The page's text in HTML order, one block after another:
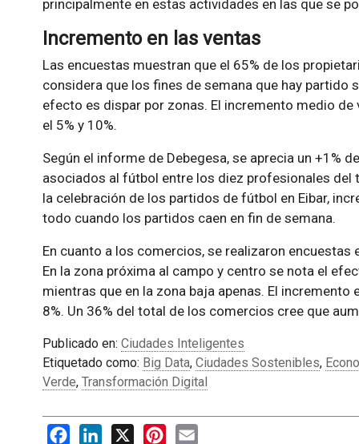
principalmente en estas actividades en las que se
Incremento en las ventas
Las encuestas muestran que el 65% de los
considera que los fines de semana que hay partido
efecto es dispar por zonas. El incremento medio
el 5% y 10%.
Según el informe de Debegesa, se aprecia un +1%
asociados al fútbol entre los diez profesionales del
la celebración de los partidos de fútbol en Eibar,
todo cuando los partidos caen en fin de semana.
En cuanto a los comercios, se realizaron
En la zona próxima al campo y centro se nota el
mientras que en la zona baja apenas. El
8%. Un 36% del total de los comercios cree que
Publicado en: Ciudades Inteligentes
Etiquetado como: Big Data, Ciudades Sostenibles,
Verde, Transformación Digital
FacebookLinkedIn Pinterest